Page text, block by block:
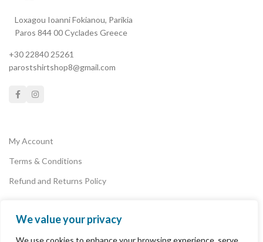
We value your privacy
We use cookies to enhance your browsing experience, serve
ονειρευόμουν από μικρός. Μια
επανάσταση. Για έναν κόσμο με
υπάρχει μεγαλύτερη
επανάσταση από την αγάπη".
Loxagou Ioanni Fokianou, Parikia
Paros 844 00 Cyclades Greece
+30 22840 25261
parostshirtshop8@gmail.com
My Account
Terms & Conditions
Refund and Returns Policy